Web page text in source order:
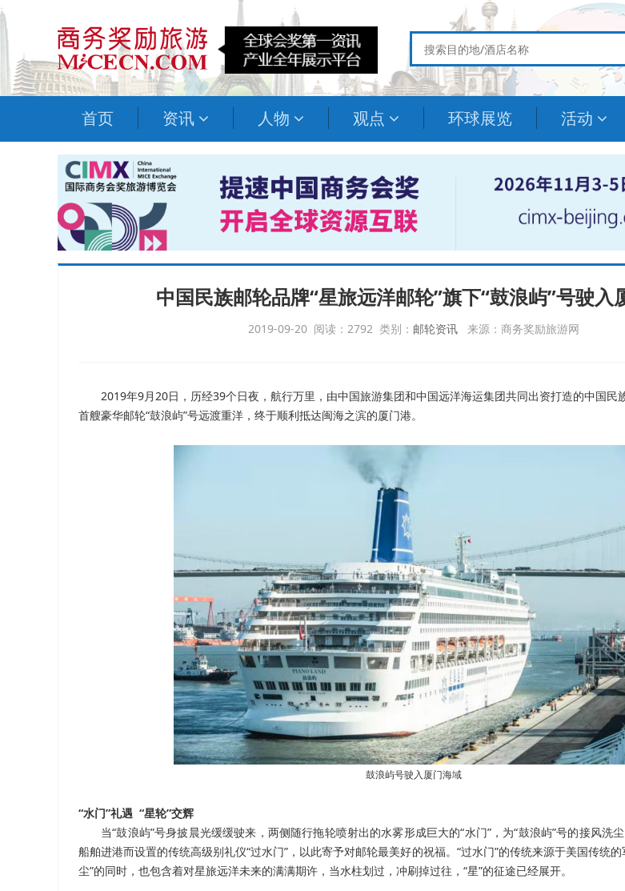
首页 资讯 人物 观点 环球展览 活动
中国民族邮轮品牌“星旅远洋邮轮”旗下“鼓浪屿”号驶入
2019-09-20 阅读：2792 类别： 邮轮资讯 来源：商务奖励旅游网
2019年9月20日，历经39个日夜，航行万里，由中国旅游集团和中国远洋海运集团共同出资打造的中国民
首艘豪华邮轮“鼓浪屿”号远渡重洋，终于顺利抵达闽海之滨的厦门港。
鼓浪屿号驶入厦门海域
“水门”礼遇 “星轮”交辉
当“鼓浪屿”号身披晨光缓缓驶来，两侧随行拖轮喷射出的水雾形成巨大的“水门”，为“鼓浪屿”号的接风洗
船舶进港而设置的传统高级别礼仪“过水门”，以此寄予对邮轮最美好的祝福。“过水门”的传统来源于美国传统
尘”的同时，也包含着对星旅远洋未来的满满期许，当水柱划过，冲刷掉过往，“星”的征途已经展开。